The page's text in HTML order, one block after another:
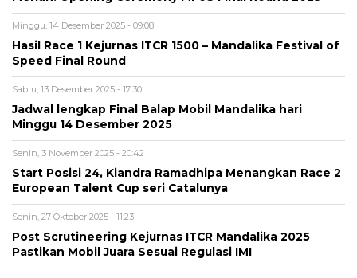
Minggu, 14 Desember 2025 - 09:08
Hasil Race 1 Kejurnas ITCR 1500 – Mandalika Festival of
Speed Final Round
Sabtu, 13 Desember 2025 - 17:30
Jadwal lengkap Final Balap Mobil Mandalika hari
Minggu 14 Desember 2025
Senin, 3 November 2025 - 20:42
Start Posisi 24, Kiandra Ramadhipa Menangkan Race 2
European Talent Cup seri Catalunya
Senin, 27 Oktober 2025 - 11:23
Post Scrutineering Kejurnas ITCR Mandalika 2025
Pastikan Mobil Juara Sesuai Regulasi IMI